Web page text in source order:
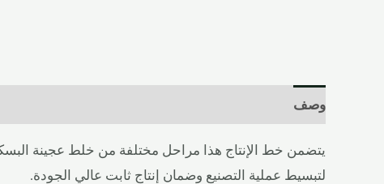
وصف
يتضمن خط الإنتاج هذا مراحل مختلفة من خلط عجينة
لتبسيط عملية التصنيع وضمان إنتاج ثابت عالي الجودة.